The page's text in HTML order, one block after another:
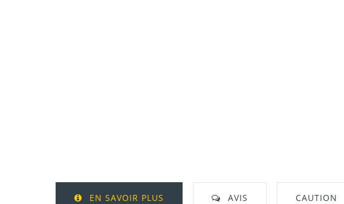
EN SAVOIR PLUS AVIS CAUTION